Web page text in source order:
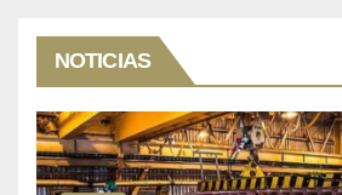
NOTICIAS